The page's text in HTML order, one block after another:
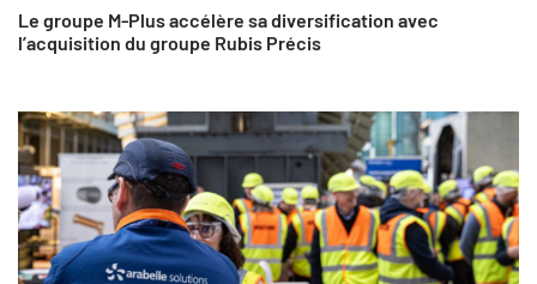
Le groupe M-Plus accélère sa diversification avec
l’acquisition du groupe Rubis Précis